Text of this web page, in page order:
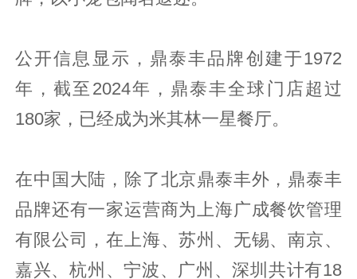
公开信息显示，鼎泰丰品牌创建于1972
年，截至2024年，鼎泰丰全球门店超过
180家，已经成为米其林一星餐厅。
在中国大陆，除了北京鼎泰丰外，鼎泰丰
品牌还有一家运营商为上海广成餐饮管理
有限公司，在上海、苏州、无锡、南京、
嘉兴、杭州、宁波、广州、深圳共计有18